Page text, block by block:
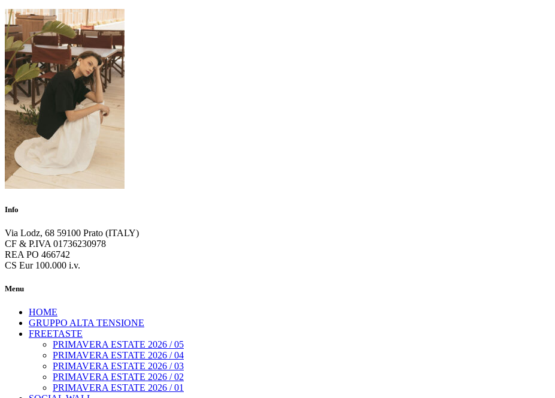
Info
Via Lodz, 68 59100 Prato (ITALY)
CF & P.IVA 01736230978
REA PO 466742
CS Eur 100.000 i.v.
Menu
HOME
GRUPPO ALTA TENSIONE
FREETASTE
PRIMAVERA ESTATE 2026 / 05
PRIMAVERA ESTATE 2026 / 04
PRIMAVERA ESTATE 2026 / 03
PRIMAVERA ESTATE 2026 / 02
PRIMAVERA ESTATE 2026 / 01